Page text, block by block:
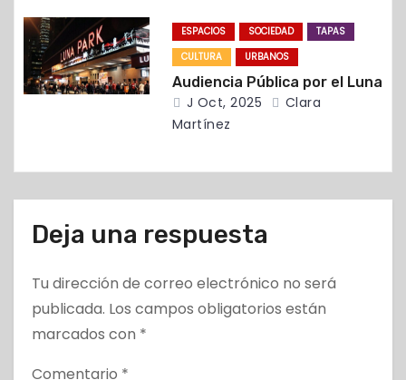
a
d
a
ESPACIOS SOCIEDAD
TAPAS
CULTURA
URBANOS
Audiencia Pública por el Luna
J Oct, 2025
Clara
Martínez
Deja una respuesta
Tu dirección de correo electrónico no será
publicada. Los campos obligatorios están
marcados con *
Comentario *